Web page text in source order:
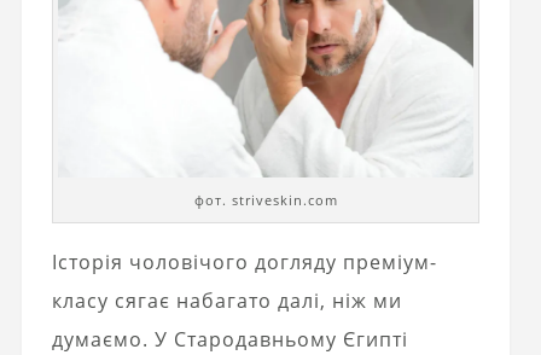
фот. striveskin.com
Історія чоловічого догляду преміум-
класу сягає набагато далі, ніж ми
думаємо. У Стародавньому Єгипті